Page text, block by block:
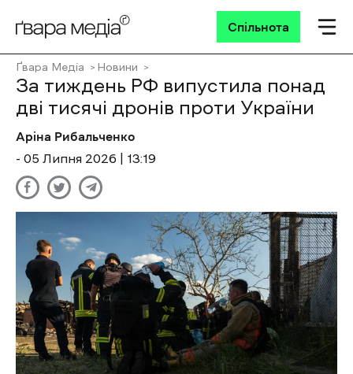
Спільнота
Ґвара Медіа Новини
За тиждень РФ випустила понад
дві тисячі дронів проти України
Аріна Рибальченко
- 05 Липня 2026 | 13:19